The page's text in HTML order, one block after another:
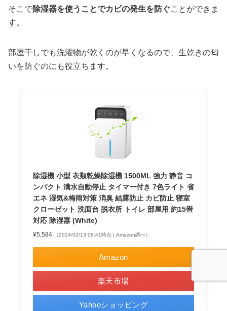
そこで除湿器を使うことでカビの発生を防ぐことができま
す。
部屋干しでも洗濯物が乾くのが早くなるので、生乾きの匂
いを防ぐのにも役立ちます。
除湿機 小型 衣類乾燥除湿機 1500ML 強力 静音 コ
ンパクト 满水自動停止 タイマー付き 7色ライト 省
エネ 湿気&梅雨対策 消臭 結露防止 カビ防止 寝室
クローゼット 洗面台 脱衣所 トイレ 部屋用 約15畳
対応 除湿器 (White)
¥5,584 （2024/02/13 08:41時点 | Amazon調べ）
Amazon
楽天市場
Yahooショッピング